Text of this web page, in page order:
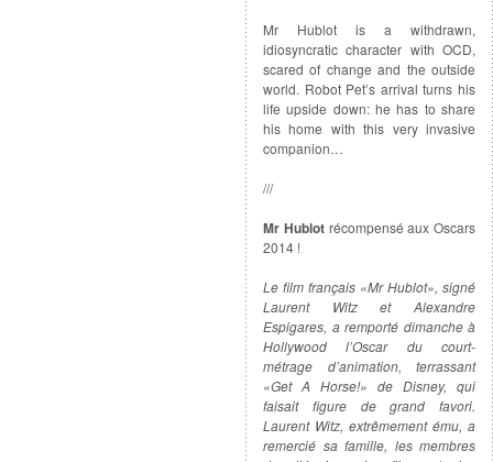
Mr Hublot is a withdrawn,
idiosyncratic character with OCD,
scared of change and the outside
world. Robot Pet’s arrival turns his
life upside down: he has to share
his home with this very invasive
companion…
///
Mr Hublotrécompensé aux Oscars
2014 !
Le film français «Mr Hublot», signé
Laurent Witz et Alexandre
Espigares, a remporté dimanche à
Hollywood l’Oscar du court-
métrage d’animation, terrassant
«Get A Horse!» de Disney, qui
faisait figure de grand favori.
Laurent Witz, extrêmement ému, a
remercié sa famille, les membres